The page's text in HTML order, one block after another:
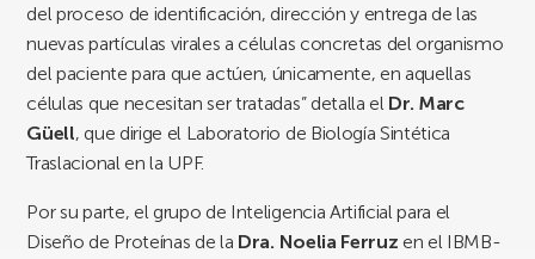
del proceso de identificación, dirección y entrega de las
nuevas partículas virales a células concretas del organismo
del paciente para que actúen, únicamente, en aquellas
células que necesitan ser tratadas” detalla el Dr. Marc
Güell, que dirige el Laboratorio de Biología Sintética
Traslacional en la UPF.
Por su parte, el grupo de Inteligencia Artificial para el
Diseño de Proteínas de la Dra. Noelia Ferruz en el IBMB-